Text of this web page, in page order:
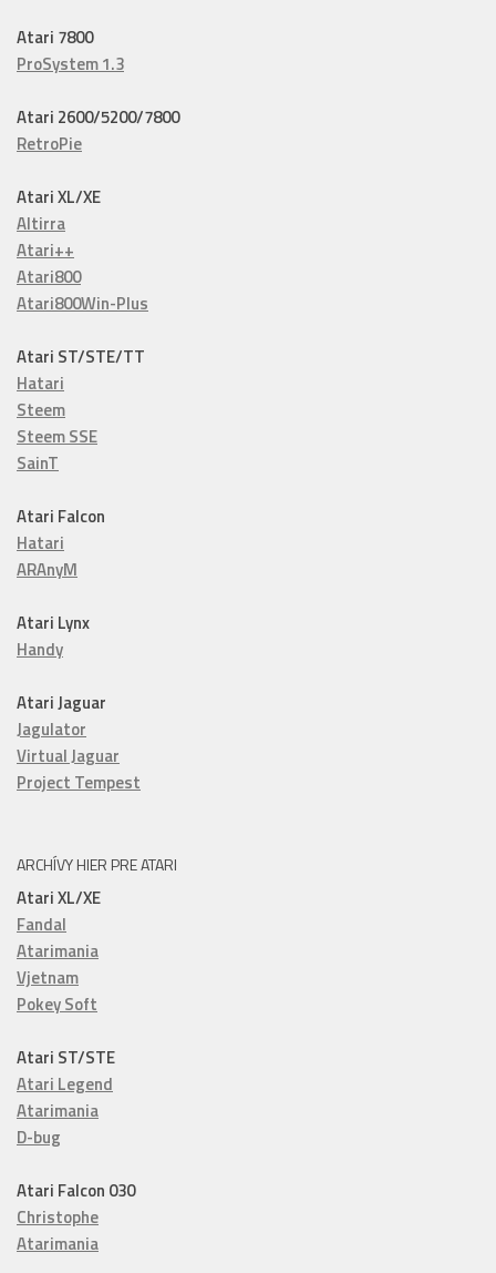
Atari 7800
ProSystem 1.3
Atari 2600/5200/7800
RetroPie
Atari XL/XE
Altirra
Atari++
Atari800
Atari800Win-Plus
Atari ST/STE/TT
Hatari
Steem
Steem SSE
SainT
Atari Falcon
Hatari
ARAnyM
Atari Lynx
Handy
Atari Jaguar
Jagulator
Virtual Jaguar
Project Tempest
ARCHÍVY HIER PRE ATARI
Atari XL/XE
Fandal
Atarimania
Vjetnam
Pokey Soft
Atari ST/STE
Atari Legend
Atarimania
D-bug
Atari Falcon 030
Christophe
Atarimania